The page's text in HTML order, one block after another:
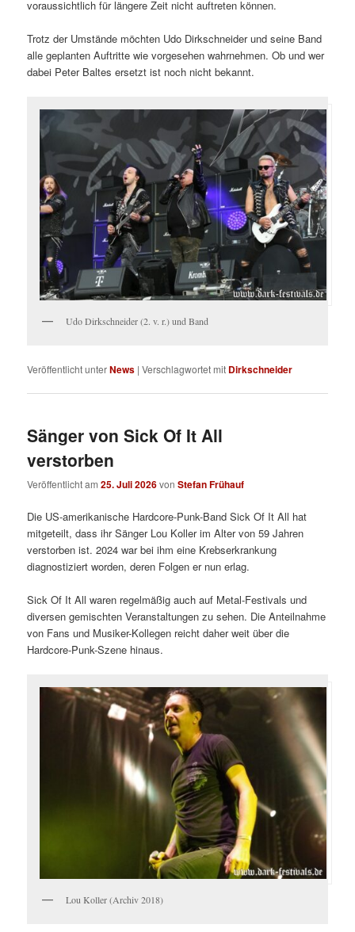
voraussichtlich für längere Zeit nicht auftreten können.
Trotz der Umstände möchten Udo Dirkschneider und seine Band
alle geplanten Auftritte wie vorgesehen wahrnehmen. Ob und wer
dabei Peter Baltes ersetzt ist noch nicht bekannt.
Udo Dirkschneider (2. v. r.) und Band
Veröffentlicht unterNews |Verschlagwortet mit Dirkschneider
Sänger von Sick Of It All
verstorben
Veröffentlicht am25. Juli 2026vonStefan Frühauf
Die US-amerikanische Hardcore-Punk-Band Sick Of It All hat
mitgeteilt, dass ihr Sänger Lou Koller im Alter von 59 Jahren
verstorben ist. 2024 war bei ihm eine Krebserkrankung
diagnostiziert worden, deren Folgen er nun erlag.
Sick Of It All waren regelmäßig auch auf Metal-Festivals und
diversen gemischten Veranstaltungen zu sehen. Die Anteilnahme
von Fans und Musiker-Kollegen reicht daher weit über die
Hardcore-Punk-Szene hinaus.
Lou Koller (Archiv 2018)